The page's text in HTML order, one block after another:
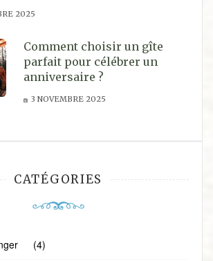
2025
Comment choisir un gîte
parfait pour célébrer un
anniversaire ?
3 NOVEMBRE 2025
CATÉGORIES
(4)